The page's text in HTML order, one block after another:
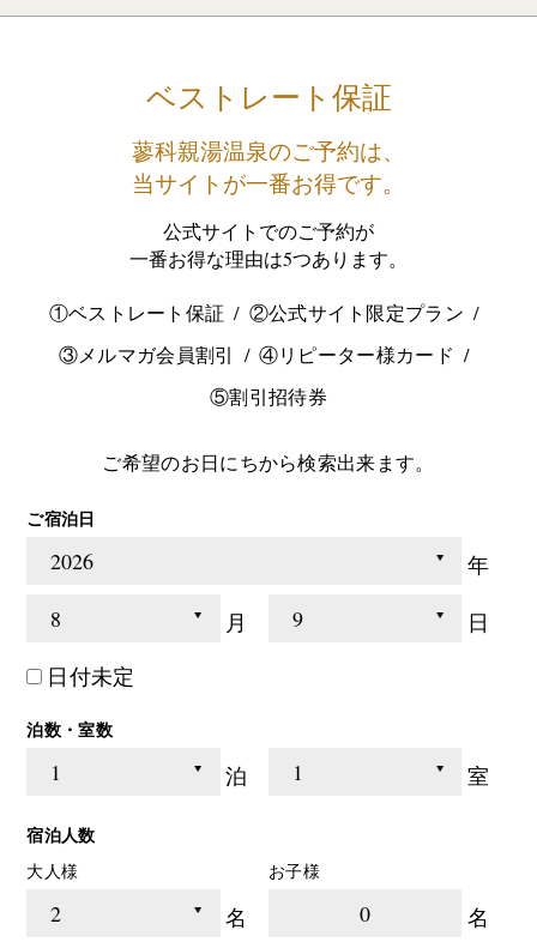
ベストレート保証
蓼科親湯温泉のご予約は、
当サイトが一番お得です。
公式サイトでのご予約が
一番お得な理由は5つあります。
①ベストレート保証
②公式サイト限定プラン
③メルマガ会員割引
④リピーター様カード
⑤割引招待券
ご希望のお日にちから検索出来ます。
ご宿泊日
年
月
日
日付未定
泊数・室数
泊 室
宿泊人数
大人様
名
お子様
0 名